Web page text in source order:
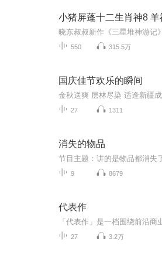
550 315.5万
国庆佳节欢乐的瞬间
27 1311
消失的物品
9 8679
代表作
27 3.2万